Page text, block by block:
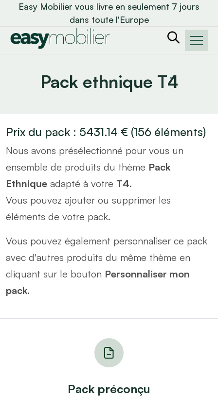
Easy Mobilier vous livre en seulement 7 jours
dans toute l'Europe
Pack ethnique T4
Prix du pack : 5431.14 € (156 éléments)
Nous avons présélectionné pour vous un
ensemble de produits du thème Pack
Ethnique adapté à votre T4.
Vous pouvez ajouter ou supprimer les
éléments de votre pack.
Vous pouvez également personnaliser ce pack
avec d'autres produits du même thème en
cliquant sur le bouton Personnaliser mon
pack.
Pack préconçu